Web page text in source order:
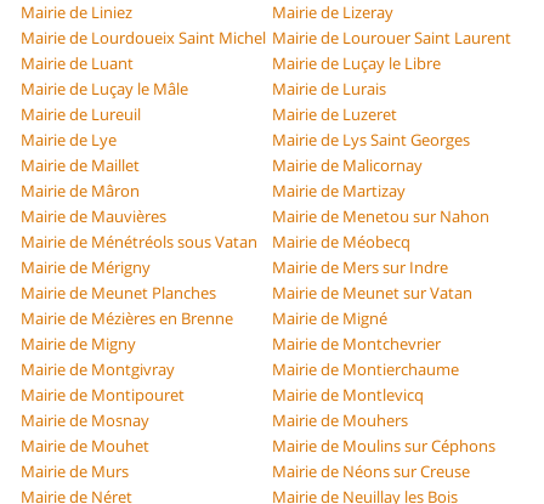
Mairie de Liniez
Mairie de Lizeray
Mairie de Lourdoueix Saint Michel Mairie de Lourouer Saint Laurent
Mairie de Luant
Mairie de Luçay le Libre
Mairie de Luçay le Mâle
Mairie de Lurais
Mairie de Lureuil
Mairie de Luzeret
Mairie de Lye
Mairie de Lys Saint Georges
Mairie de Maillet
Mairie de Malicornay
Mairie de Mâron
Mairie de Martizay
Mairie de Mauvières
Mairie de Menetou sur Nahon
Mairie de Ménétréols sous Vatan
Mairie de Méobecq
Mairie de Mérigny
Mairie de Mers sur Indre
Mairie de Meunet Planches
Mairie de Meunet sur Vatan
Mairie de Mézières en Brenne
Mairie de Migné
Mairie de Migny
Mairie de Montchevrier
Mairie de Montgivray
Mairie de Montierchaume
Mairie de Montipouret
Mairie de Montlevicq
Mairie de Mosnay
Mairie de Mouhers
Mairie de Mouhet
Mairie de Moulins sur Céphons
Mairie de Murs
Mairie de Néons sur Creuse
Mairie de Néret
Mairie de Neuillay les Bois